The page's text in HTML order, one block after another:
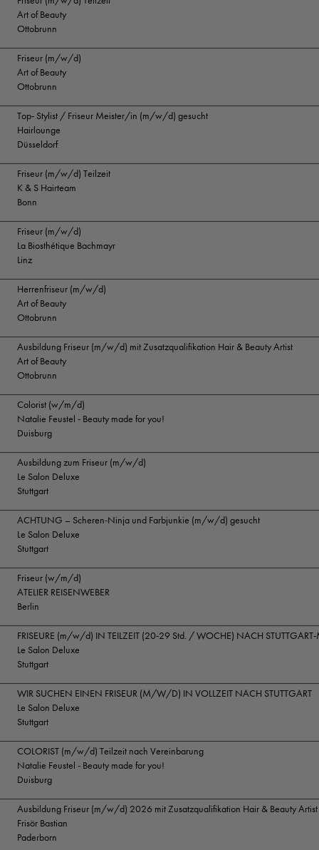
Art of Beauty
Ottobrunn
Friseur (m/w/d)
Art of Beauty
Ottobrunn
Top- Stylist / Friseur Meister/in (m/w/d) gesucht
Hairlounge
Düsseldorf
Friseur (m/w/d) Teilzeit
K & S Hairteam
Bonn
Friseur (m/w/d)
La Biosthétique Bachmayr
Linz
Herrenfriseur (m/w/d)
Art of Beauty
Ottobrunn
Ausbildung Friseur (m/w/d) mit Zusatzqualifikation Hair & Beauty Artist
Art of Beauty
Ottobrunn
Colorist (w/m/d)
Natalie Feustel - Beauty made for you!
Duisburg
Ausbildung zum Friseur (m/w/d)
Le Salon Deluxe
Stuttgart
ACHTUNG – Scheren-Ninja und Farbjunkie (m/w/d) gesucht
Le Salon Deluxe
Stuttgart
Friseur (w/m/d)
ATELIER REISENWEBER
Berlin
FRISEURE (m/w/d) IN TEILZEIT (20-29 Std. / WOCHE) NACH STUTTGART-
Le Salon Deluxe
Stuttgart
WIR SUCHEN EINEN FRISEUR (M/W/D) IN VOLLZEIT NACH STUTTGART
Le Salon Deluxe
Stuttgart
COLORIST (m/w/d) Teilzeit nach Vereinbarung
Natalie Feustel - Beauty made for you!
Duisburg
Ausbildung Friseur (m/w/d) 2026 mit Zusatzqualifikation Hair & Beauty Artist
Frisör Bastian
Paderborn